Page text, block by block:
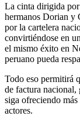
La cinta dirigida
hermanos Dorian y
por la cartelera
convirtiéndose en
el mismo éxito en
peruano pueda
Todo eso permitirá
de factura nacional,
siga ofreciendo
actores.